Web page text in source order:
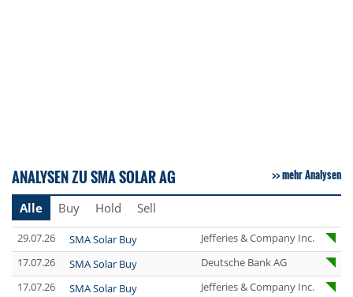
ANALYSEN ZU SMA SOLAR AG mehr Analysen
Alle Buy Hold Sell
29.07.26 SMA Solar Buy
Jefferies & Company Inc.
17.07.26
SMA Solar Buy
Deutsche Bank AG
17.07.26
SMA Solar Buy
Jefferies & Company Inc.